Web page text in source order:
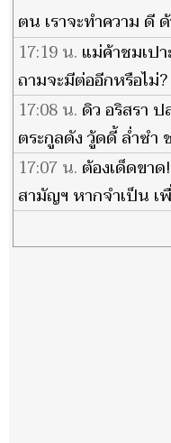
ตน เราจะทำความ ดี
สร้างรอยยิ้มและควา
17:19 น. แม่ค้าชมเป
ถามจะมีต่ออีกหรือไม่
17:08 น. ดิว อริสรา
ตระกูลดัง วู้ดดี้ ล่ำซำ
17:07 น. ต้องเด็ดขาด
สามัญฯ หากจำเป็น